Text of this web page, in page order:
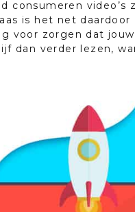
video’s
is het net
voor zorgen dat
dan verder lezen,